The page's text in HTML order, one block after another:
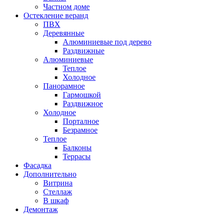
Частном доме
Остекление веранд
ПВХ
Деревянные
Алюминиевые под дерево
Раздвижные
Алюминиевые
Теплое
Холодное
Панорамное
Гармошкой
Раздвижное
Холодное
Порталное
Безрамное
Теплое
Балконы
Террасы
Фасадка
Дополнительно
Витрина
Стеллаж
В шкаф
Демонтаж